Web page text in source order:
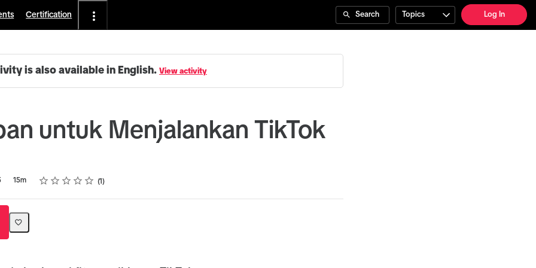
Certification Search Topics Log In
is also available in English. View activity
untuk Menjalankan TikTok
15m Rating
1 star
2 stars
3 stars
4 stars
5 stars 1